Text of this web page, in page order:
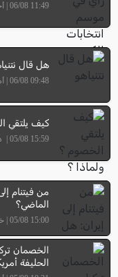
11:49 06/08 | أحمد حازم
هل قال
09:48 06/08 | أمير مخول
كيف يلتقي
15:59 05/08 | د. كامل ريان
من فيتنام
الماضي؟
15:00 05/08 | خالد خليفة
الخصمان
الحليفة